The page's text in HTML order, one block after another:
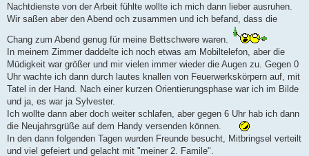
Nachtdienste von der Arbeit fühlte wollte ich mich dann lieber ausruhen.
Wir saßen aber den Abend och zusammen und ich befand, dass die
Chang zum Abend genug für meine Bettschwere waren.
In meinem Zimmer daddelte ich noch etwas am Mobiltelefon, aber die
Müdigkeit war größer und mir vielen immer wieder die Augen zu. Gegen 0
Uhr wachte ich dann durch lautes knallen von Feuerwerkskörpern auf, mit
Tatel in der Hand. Nach einer kurzen Orientierungsphase war ich im Bilde
und ja, es war ja Sylvester.
Ich wollte dann aber doch weiter schlafen, aber gegen 6 Uhr hab ich dann
die Neujahrsgrüße auf dem Handy versenden können.
In den dann folgenden Tagen wurden Freunde besucht, Mitbringsel verteilt
und viel gefeiert und gelacht mit "meiner 2. Famile".